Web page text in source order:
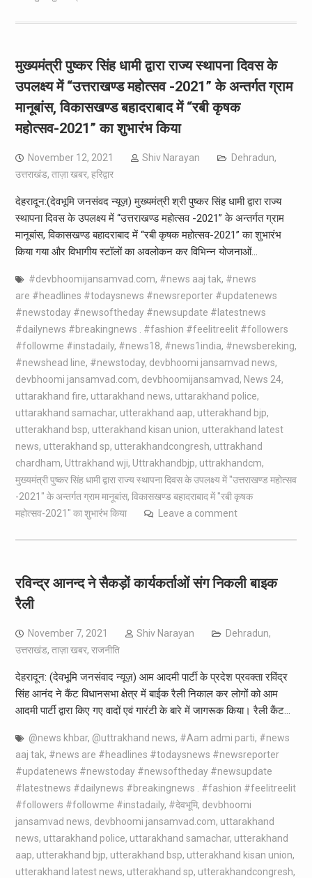
मुख्यमंत्री पुष्कर सिंह धामी द्वारा राज्य स्थापना दिवस के
उपलक्ष्य में “उत्तराखण्ड महोत्सव -2021” के अन्तर्गत ग्राम
मानूबांस, विकासखण्ड बहादराबाद में “रबी कृषक
महोत्सव-2021” का शुभारंभ किया
November 12, 2021 Shiv Narayan Dehradun,
उत्तराखंड, ताज़ा खबर, हरिद्वार
देहरादून:(देवभूमि जनसंवद न्यूज़) मुख्यमंत्री श्री पुष्कर सिंह धामी द्वारा राज्य
स्थापना दिवस के उपलक्ष्य में “उत्तराखण्ड महोत्सव -2021” के अन्तर्गत ग्राम
मानूबांस, विकासखण्ड बहादराबाद में “रबी कृषक महोत्सव-2021” का शुभारंभ
किया गया और विभागीय स्टॉलों का अवलोकन कर विभिन्न योजनाओं…
#devbhoomijansamvad.com, #news aaj tak, #news
are #headlines #todaysnews #newsreporter #updatenews
#newstoday #newsoftheday #newsupdate #latestnews
#dailynews #breakingnews . #fashion #feelitreelit #followers
#followme #instadaily, #news18, #news1india, #newsbereking,
#newshead line, #newstoday, devbhoomi jansamvad news,
devbhoomi jansamvad.com, devbhoomijansamvad, News 24,
uttarakhand fire, uttarakhand news, uttarakhand police,
uttarakhand samachar, utterakhand aap, utterakhand bjp,
utterakhand bsp, utterakhand kisan union, utterakhand latest
news, utterakhand sp, utterakhandcongresh, uttrakhand
chardham, Uttrakhand wji, Uttrakhandbjp, uttrakhandcm,
मुख्यमंत्री पुष्कर सिंह धामी द्वारा राज्य स्थापना दिवस के उपलक्ष्य में "उत्तराखण्ड महोत्सव
-2021" के अन्तर्गत ग्राम मानूबांस, विकासखण्ड बहादराबाद में "रबी कृषक
महोत्सव-2021" का शुभारंभ किया
Leave a comment
रविन्द्र आनन्द ने सैकड़ों कार्यकर्ताओं संग निकली बाइक
रैली
November 7, 2021 Shiv Narayan Dehradun,
उत्तराखंड, ताज़ा खबर, राजनीति
देहरादून: (देवभूमि जनसंवाद न्यूज़) आम आदमी पार्टी के प्रदेश प्रवक्ता रविंद्र
सिंह आनंद ने कैंट विधानसभा क्षेत्र में बाईक रैली निकाल कर लोगों को आम
आदमी पार्टी द्वारा किए गए वादों एवं गारंटी के बारे में जागरूक किया। रैली कैंट…
@news khbar, @uttrakhand news, #Aam admi parti, #news
aaj tak, #news are #headlines #todaysnews #newsreporter
#updatenews #newstoday #newsoftheday #newsupdate
#latestnews #dailynews #breakingnews . #fashion #feelitreelit
#followers #followme #instadaily, #देवभूमि, devbhoomi
jansamvad news, devbhoomi jansamvad.com, uttarakhand
news, uttarakhand police, uttarakhand samachar, utterakhand
aap, utterakhand bjp, utterakhand bsp, utterakhand kisan union,
utterakhand latest news, utterakhand sp, utterakhandcongresh,